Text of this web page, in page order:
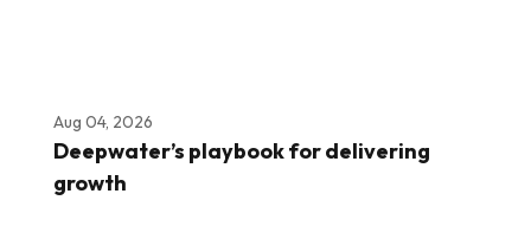
Aug 04, 2026
Deepwater’s playbook for delivering
growth